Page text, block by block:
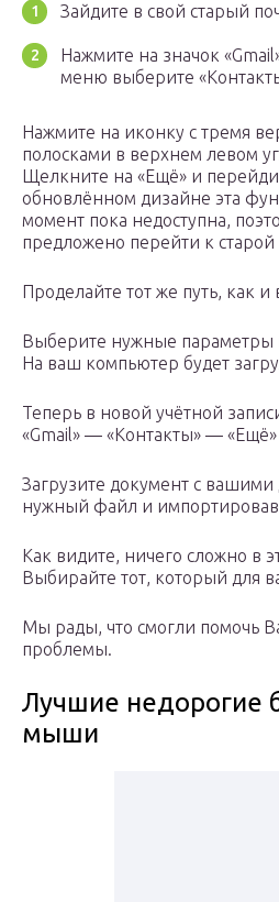
Зайдите в свой старый
Нажмите на значок
меню выберите
Нажмите на иконку с тремя
полосками в верхнем левом
Щелкните на «Ещё» и
обновлённом дизайне эта
момент пока недоступна,
предложено перейти к старой
Проделайте тот же путь, как
Выберите нужные параметры
На ваш компьютер будет
Теперь в новой учётной
«Gmail» — «Контакты» —
Загрузите документ с
нужный файл и импортировав
Как видите, ничего сложно в
Выбирайте тот, который для
Мы рады, что смогли помочь
проблемы.
Лучшие недорогие
мыши